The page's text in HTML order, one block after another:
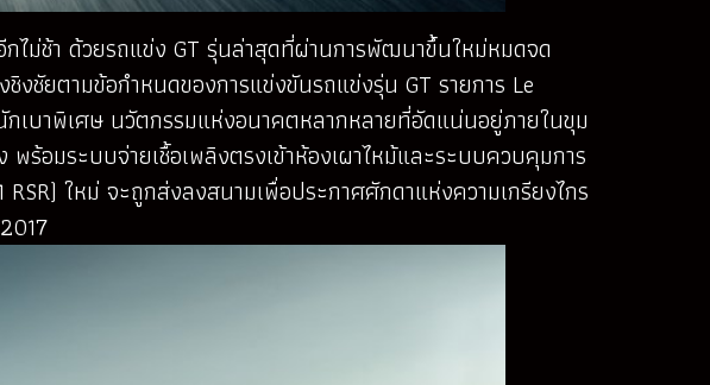
ไม่ช้า ด้วยรถแข่ง GT รุ่นล่าสุดที่ผ่านการพัฒนาขึ้นใหม่หมดจด
งชัยตามข้อกำหนดของการแข่งขันรถแข่งรุ่น GT รายการ Le
เบาพิเศษ นวัตกรรมแห่งอนาคตหลากหลายที่อัดแน่นอยู่ภายในขุม
มระบบจ่ายเชื้อเพลิงตรงเข้าห้องเผาไหม้และระบบควบคุมการ
ใหม่ จะถูกส่งลงสนามเพื่อประกาศศักดาแห่งความเกรียงไกร